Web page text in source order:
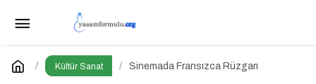
Kültür Sanat Sinemada Fransızca Rüzgarı
100 Yazar 100 Yeni Eser Projesi Ödül Töreni
Gerçekleşti
Yorum Yap